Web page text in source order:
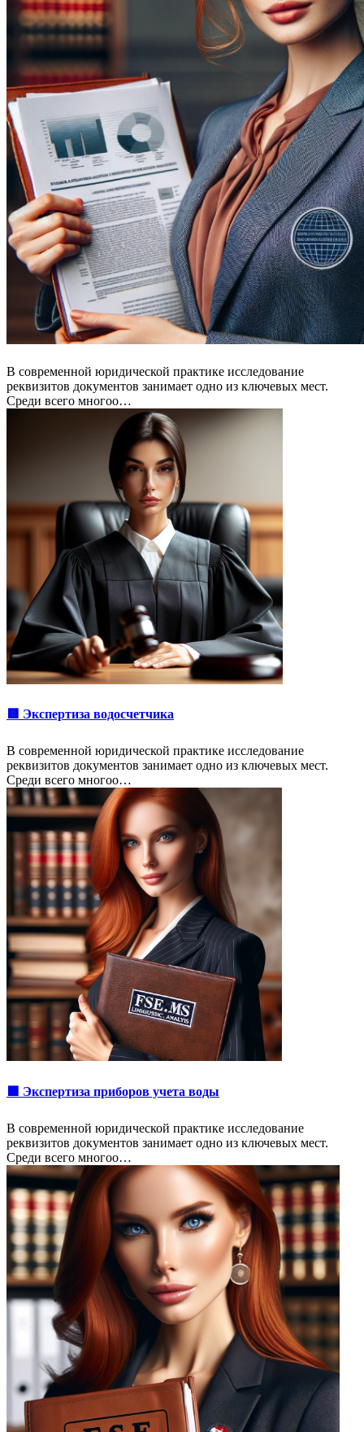
В современной юридической практике исследование
реквизитов документов занимает одно из ключевых мест.
Среди всего многоо…
🟥 Экспертиза водосчетчика
В современной юридической практике исследование
реквизитов документов занимает одно из ключевых мест.
Среди всего многоо…
🟩 Экспертиза приборов учета воды
В современной юридической практике исследование
реквизитов документов занимает одно из ключевых мест.
Среди всего многоо…